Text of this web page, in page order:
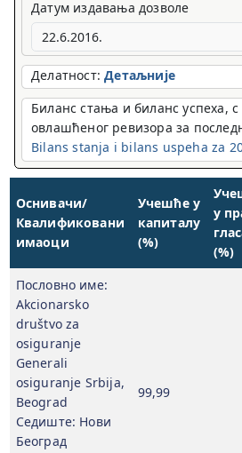
Датум издавања дозволе
Делатност:Детаљније
Биланс стања и биланс
овлашћеног ревизора за
Bilans stanja i bilans uspeha za
Оснивачи/
Квалификовани
имаоци
Учешће у
капиталу
(%)
у
(%)
Пословно име:
Akcionarsko
društvo za
osiguranje
Generali
osiguranje Srbija,
Beograd
Седиште: Нови
Београд
99,99